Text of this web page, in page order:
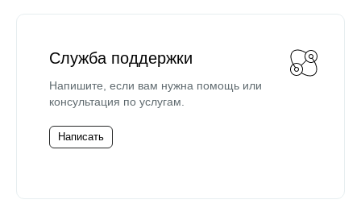
Служба поддержки
Напишите, если вам нужна помощь или
консультация по услугам.
Написать